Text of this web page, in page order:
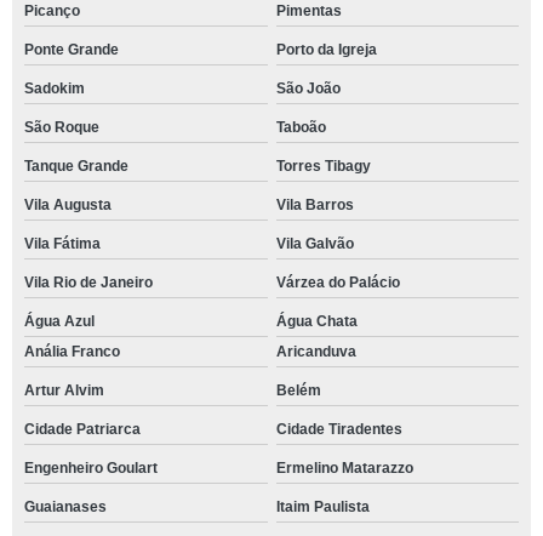
Picanço Pimentas
Ponte Grande Porto da Igreja
Sadokim São João
São Roque Taboão
Tanque Grande Torres Tibagy
Vila Augusta Vila Barros
Vila Fátima Vila Galvão
Vila Rio de Janeiro Várzea do Palácio
Água Azul
Água Chata
Anália Franco
Aricanduva
Artur Alvim Belém
Cidade Patriarca Cidade Tiradentes
Engenheiro Goulart Ermelino Matarazzo
Guaianases Itaim Paulista